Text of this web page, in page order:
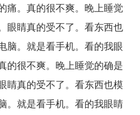
痛。真的很不爽。晚上睡觉
眼睛真的受不了。看东西也
脑。就是看手机。看的我眼
的很不爽。晚上睡觉的确是
睛真的受不了。看东西也模
。就是看手机。看的我眼睛